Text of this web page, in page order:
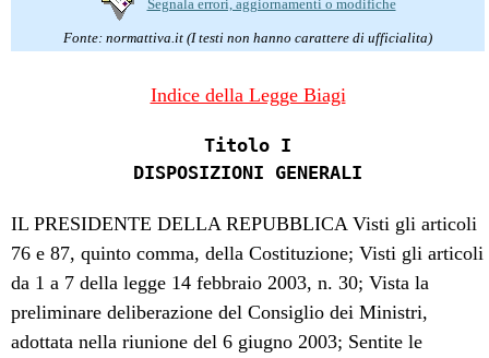
Segnala errori, aggiornamenti o modifiche
Fonte: normattiva.it (I testi non hanno carattere di ufficialitа)
Indice della Legge Biagi
Titolo I
DISPOSIZIONI GENERALI
IL PRESIDENTE DELLA REPUBBLICA Visti gli articoli
76 e 87, quinto comma, della Costituzione; Visti gli articoli
da 1 a 7 della legge 14 febbraio 2003, n. 30; Vista la
preliminare deliberazione del Consiglio dei Ministri,
adottata nella riunione del 6 giugno 2003; Sentite le